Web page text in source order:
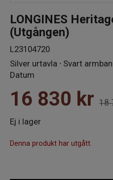
LONGINES
(Utgången)
L23104720
Silver urtavla ∙ Svart
Datum
16 830 kr 18
Ej i lager
Denna produkt har utgått.